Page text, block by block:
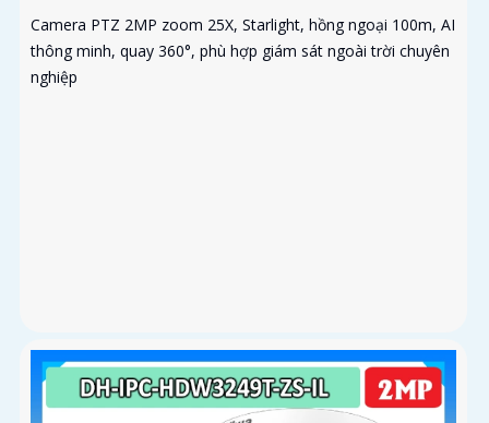
Camera PTZ 2MP zoom 25X, Starlight, hồng ngoại 100m, AI
thông minh, quay 360°, phù hợp giám sát ngoài trời chuyên
nghiệp